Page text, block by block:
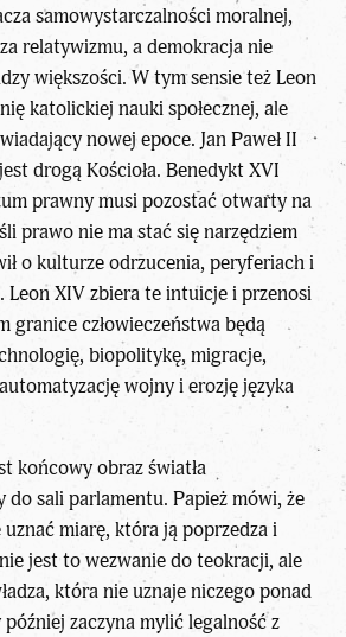
samowystarczalności moralnej,
relatywizmu, a demokracja nie
większości. W tym sensie też Leon
katolickiej nauki społecznej, ale
nowej epoce. Jan Paweł II
drogą Kościoła. Benedykt XVI
prawny musi pozostać otwarty na
prawo nie ma stać się narzędziem
o kulturze odrzucenia, peryferiach i
XIV zbiera te intuicje i przenosi
granice człowieczeństwa będą
biopolitykę, migracje,
wojny i erozję języka
końcowy obraz światła
do sali parlamentu. Papież mówi, że
miarę, która ją poprzedza i
jest to wezwanie do teokracji, ale
która nie uznaje niczego ponad
zaczyna mylić legalność z